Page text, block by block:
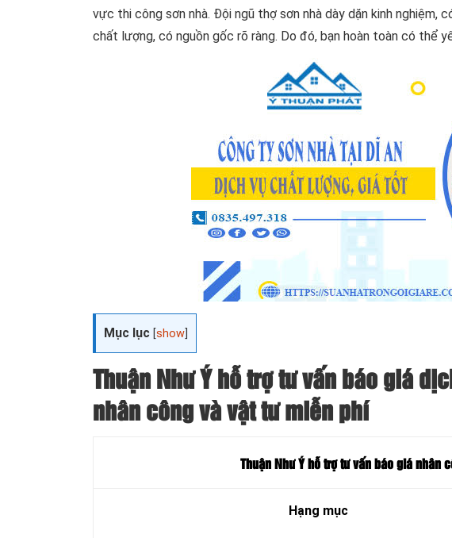
vực thi công sơn nhà. Đội ngũ thợ sơn nhà dày dặn kinh nghiệm,
chất lượng, có nguồn gốc rõ ràng. Do đó, bạn hoàn toàn có thể
Mục lục [show
Thuận Như Ý hỗ trợ tư vấn báo giá
nhân công và vật tư miễn phí
Thuận Như Ý hỗ trợ tư vấn báo giá nhân
Hạng mục